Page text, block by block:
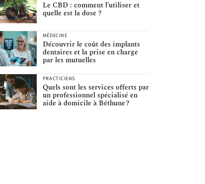
Le CBD : comment l’utiliser et
quelle est la dose ?
MÉDECINE
Découvrir le coût des implants
dentaires et la prise en charge
par les mutuelles
PRACTICIENS
Quels sont les services offerts par
un professionnel spécialisé en
aide à domicile à Béthune ?